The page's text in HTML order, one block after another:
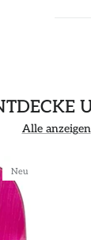
Alle anzeigen
Neu